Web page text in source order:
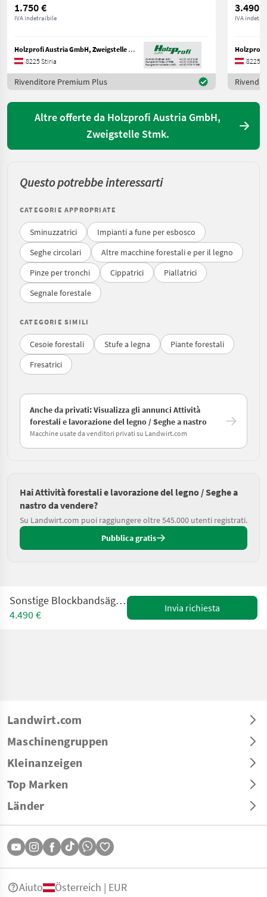
1.750 €
IVA indetraibile
Holzprofi Austria GmbH, Zweigstelle Stmk.
8225 Stiria
Rivenditore Premium Plus
3.490 €
IVA
8225
Altre offerte da Holzprofi Austria GmbH,
Zweigstelle Stmk.
Questo potrebbe interessarti
CATEGORIE APPROPRIATE
Sminuzzatrici
Impianti a fune per esbosco
Seghe circolari
Altre macchine forestali e per il legno
Pinze per tronchi
Cippatrici
Piallatrici
Segnale forestale
CATEGORIE SIMILI
Cesoie forestali Stufe a legna
Piante forestali
Fresatrici
Anche da privati: Visualizza gli annunci Attività
forestali e lavorazione del legno / Seghe a nastro
Macchine usate da venditori privati su Landwirt.com
Hai Attività forestali e lavorazione del legno / Seghe a
nastro da vendere?
Su Landwirt.com puoi raggiungere oltre 545.000 utenti registrati.
Pubblica gratis
Sonstige Blockbandsäge Forestor CTR550 gebraucht
4.490 €
Invia richiesta
Landwirt.com
Maschinengruppen
Kleinanzeigen
Top Marken
Länder
Aiuto Österreich | EUR